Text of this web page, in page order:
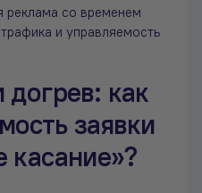
реклама со временем
и управляемость
догрев: как
заявки
касание»?